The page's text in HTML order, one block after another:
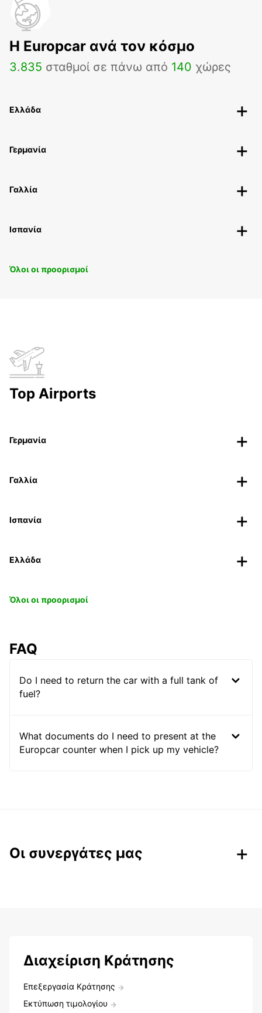
H Europcar ανά τον κόσμο
3.835 σταθμοί σε πάνω από 140 χώρες
Ελλάδα
Γερμανία
Γαλλία
Ισπανία
Όλοι οι προορισμοί
Top Airports
Γερμανία
Γαλλία
Ισπανία
Ελλάδα
Όλοι οι προορισμοί
FAQ
Do I need to return the car with a full tank of
fuel?
What documents do I need to present at the
Europcar counter when I pick up my vehicle?
Οι συνεργάτες μας
Διαχείριση Κράτησης
Επεξεργασία Κράτησης
Εκτύπωση τιμολογίου